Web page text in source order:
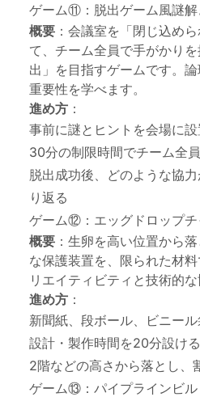
ゲーム⑪：脱出ゲーム風謎解
概要 ：会議室を「閉じ込め
て、チーム全員で手がかり
出」を目指すゲームです。
重要性を学べます。
進め方 ：
事前に謎とヒントを会場に設
30分の制限時間でチーム全
脱出成功後、どのような協
り返る
ゲーム⑫：エッグドロップチ
概要 ：生卵を高い位置から
な保護装置を、限られた材
リエイティビティと技術的な
進め方 ：
新聞紙、段ボール、ビニー
設計・製作時間を20分設ける
2階などの高さから落とし、
ゲーム⑬：パイプラインビル